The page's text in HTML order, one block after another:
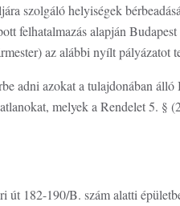
szolgáló helyiségek
felhatalmazás alapján
az alábbi nyílt pályázatot
adni azokat a tulajdonában
melyek a Rendelet 5. §
182-190/B. szám alatti